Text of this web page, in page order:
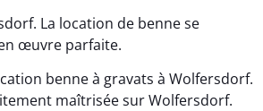
La location de benne se
œuvre parfaite.
benne à gravats à Wolfersdorf.
maîtrisée sur Wolfersdorf.